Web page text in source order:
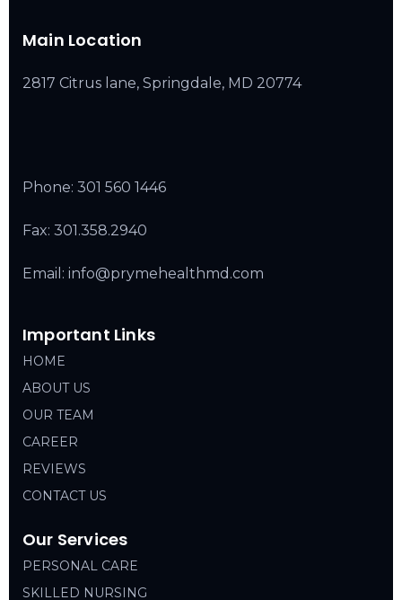
Main Location
2817 Citrus lane, Springdale, MD 20774
Phone: 301 560 1446
Fax: 301.358.2940
Email: info@prymehealthmd.com
Important Links
HOME
ABOUT US
OUR TEAM
CAREER
REVIEWS
CONTACT US
Our Services
PERSONAL CARE
SKILLED NURSING